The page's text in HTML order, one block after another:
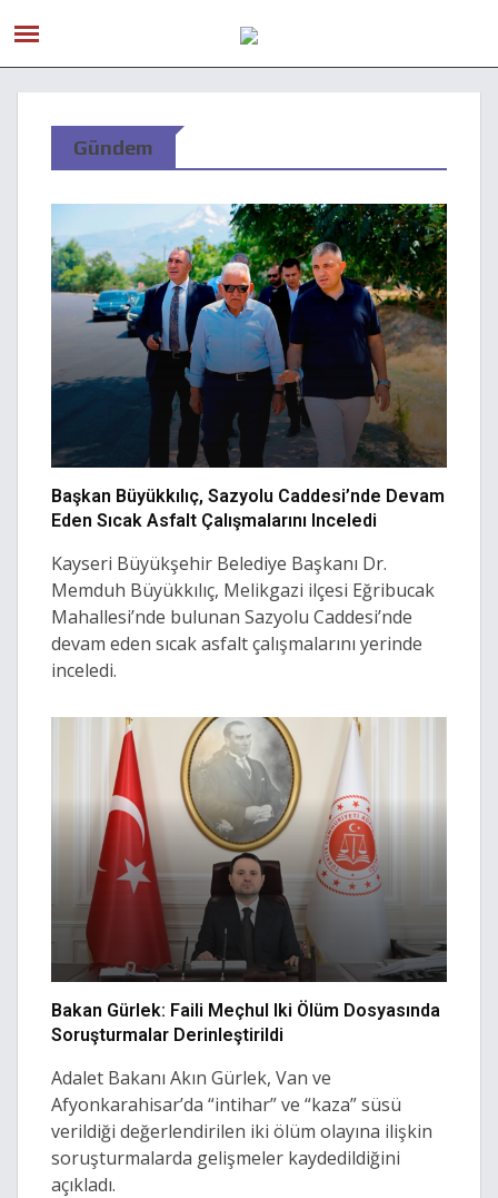
Gündem
Başkan Büyükkılıç, Sazyolu Caddesi’nde Devam
Eden Sıcak Asfalt Çalışmalarını Inceledi
Kayseri Büyükşehir Belediye Başkanı Dr.
Memduh Büyükkılıç, Melikgazi ilçesi Eğribucak
Mahallesi’nde bulunan Sazyolu Caddesi’nde
devam eden sıcak asfalt çalışmalarını yerinde
inceledi.
Bakan Gürlek: Faili Meçhul Iki Ölüm Dosyasında
Soruşturmalar Derinleştirildi
Adalet Bakanı Akın Gürlek, Van ve
Afyonkarahisar’da “intihar” ve “kaza” süsü
verildiği değerlendirilen iki ölüm olayına ilişkin
soruşturmalarda gelişmeler kaydedildiğini
açıkladı.